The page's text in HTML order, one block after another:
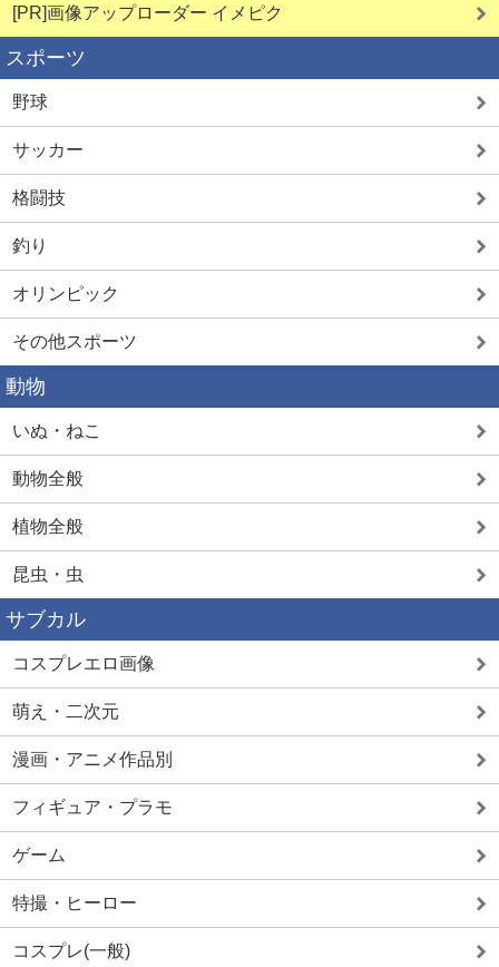
[PR]画像アップローダー イメピク
スポーツ
野球
サッカー
格闘技
釣り
オリンピック
その他スポーツ
動物
いぬ・ねこ
動物全般
植物全般
昆虫・虫
サブカル
コスプレエロ画像
萌え・二次元
漫画・アニメ作品別
フィギュア・プラモ
ゲーム
特撮・ヒーロー
コスプレ(一般)